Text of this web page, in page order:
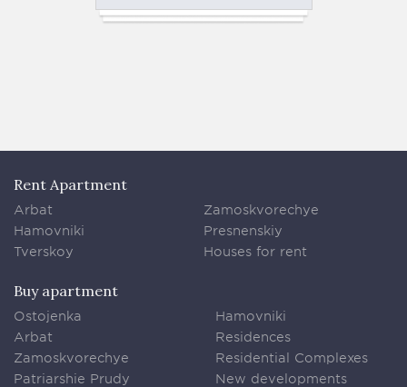
Rent Apartment
Arbat
Hamovniki
Tverskoy
Zamoskvorechye
Presnenskiy
Houses for rent
Buy apartment
Ostojenka
Arbat
Zamoskvorechye
Patriarshie Prudy
Hamovniki
Residences
Residential Complexes
New developments